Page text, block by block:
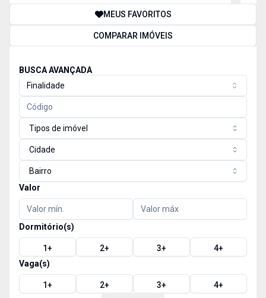
MEUS FAVORITOS
COMPARAR IMÓVEIS
BUSCA AVANÇADA
Finalidade
Tipos de imóvel
Cidade
Bairro
Valor
Dormitório(s)
1+ 2+ 3+ 4+
Vaga(s)
1+ 2+ 3+ 4+